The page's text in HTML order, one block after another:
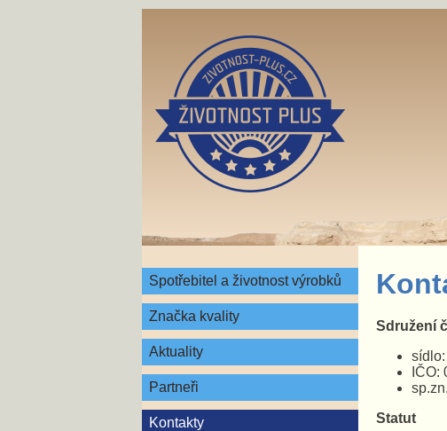
Spotřebitel a životnost výrobků
Značka kvality
Aktuality
Partneři
Kontakty
Sdružení
IČO:
Statut